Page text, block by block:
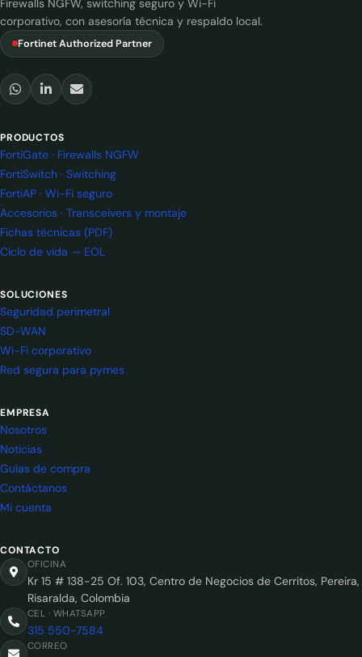
corporativo, con asesoría técnica y respaldo local.
Fortinet Authorized Partner
PRODUCTOS
FortiGate · Firewalls NGFW
FortiSwitch · Switching
FortiAP · Wi-Fi seguro
Accesorios · Transceivers y montaje
Fichas técnicas (PDF)
Ciclo de vida — EOL
SOLUCIONES
Seguridad perimetral
SD-WAN
Wi-Fi corporativo
Red segura para pymes
EMPRESA
Nosotros
Noticias
Guías de compra
Contáctanos
Mi cuenta
CONTACTO
OFICINA
Kr 15 # 138-25 Of. 103, Centro de Negocios de Cerritos, Pereira,
Risaralda, Colombia
CEL · WHATSAPP
315 550-7584
CORREO